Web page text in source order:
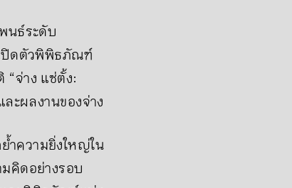
นธ์ระดับ
เปิดตัวพิพิธภัณฑ์
จ่าง แซ่ตั้ง:
ะผลงานของจ่าง
ำความยิ่งใหญ่ใน
คิดอย่างรอบ